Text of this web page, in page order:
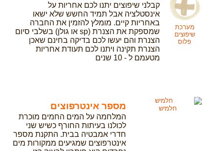
מערכת
שיפוצים
פלוס
קבלני שיפוצים יתנו לכם אחריות על
אינסטלציה אבל תמיד החשש שלא ישאו
באחריות קיים. מומלץ להזמין את החברה
שמספקת את הצנרת (sp או גולן) בשלבי סיום
הצנרת והם יעשו לכם בדיקה בחינם שאכן
הצנרת תקינה ויתנו לכם תעודת אחריות
מטעמם ל - 10 שנים
חלמיש מספר אינטרפוצים
המלחמה על המים החמים מוכרת
לכולנו בעיתות החורף כשיש שני
חדרי אמבטיה בבית. התקנת מספר
אינטרפוצים שמגיעים ממקורות מים